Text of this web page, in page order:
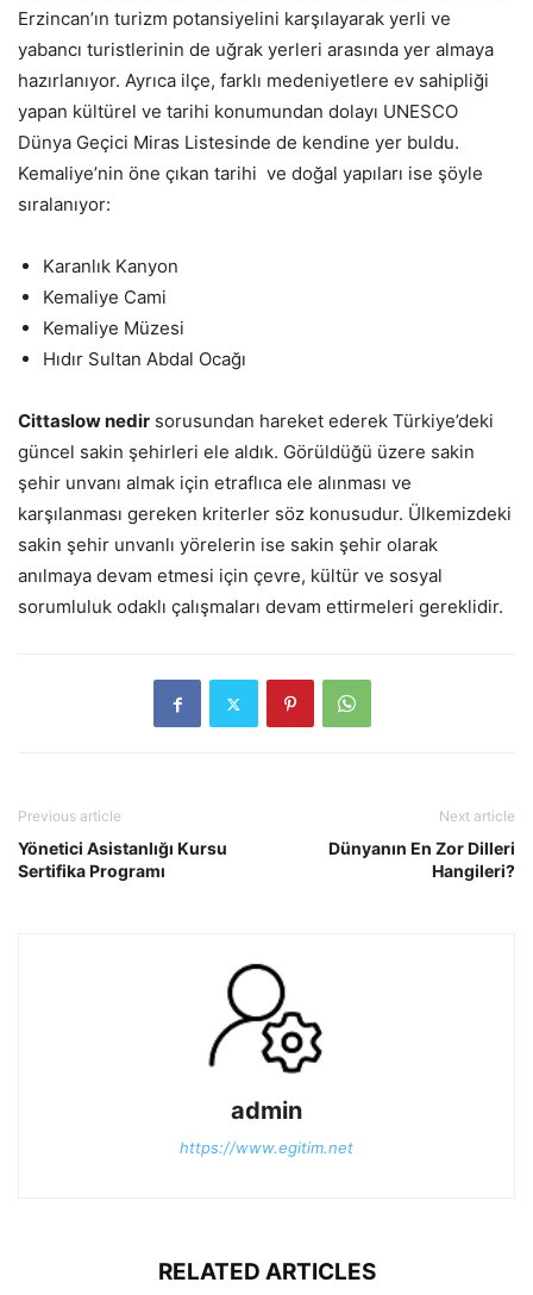
Erzincan’ın turizm potansiyelini karşılayarak yerli ve
yabancı turistlerinin de uğrak yerleri arasında yer almaya
hazırlanıyor. Ayrıca ilçe, farklı medeniyetlere ev sahipliği
yapan kültürel ve tarihi konumundan dolayı UNESCO
Dünya Geçici Miras Listesinde de kendine yer buldu.
Kemaliye’nin öne çıkan tarihi ve doğal yapıları ise şöyle
sıralanıyor:
Karanlık Kanyon
Kemaliye Cami
Kemaliye Müzesi
Hıdır Sultan Abdal Ocağı
Cittaslow nedir sorusundan hareket ederek Türkiye’deki
güncel sakin şehirleri ele aldık. Görüldüğü üzere sakin
şehir unvanı almak için etraflıca ele alınması ve
karşılanması gereken kriterler söz konusudur. Ülkemizdeki
sakin şehir unvanlı yörelerin ise sakin şehir olarak
anılmaya devam etmesi için çevre, kültür ve sosyal
sorumluluk odaklı çalışmaları devam ettirmeleri gereklidir.
Previous article
Yönetici Asistanlığı Kursu
Sertifika Programı
Next article
Dünyanın En Zor Dilleri
Hangileri?
admin
https://www.egitim.net
RELATED ARTICLES